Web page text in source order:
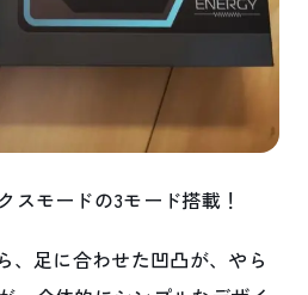
スモードの3モード搭載！
、足に合わせた凹凸が、やら